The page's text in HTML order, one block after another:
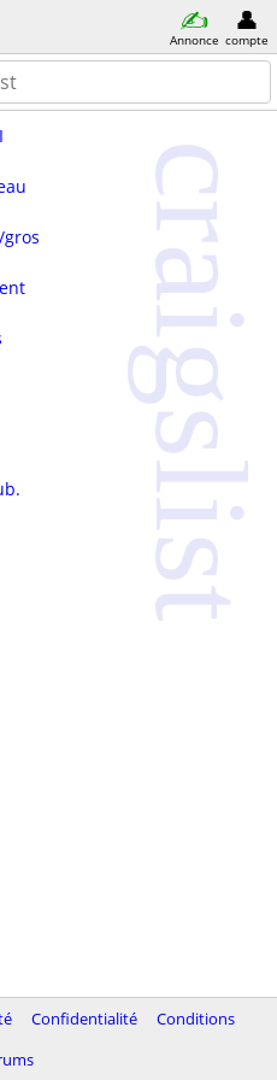
Annonce compte
craigslist
Confidentialité
Conditions